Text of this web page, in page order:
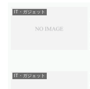
IT・ガジェット
IT・ガジェット